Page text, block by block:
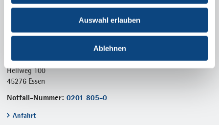
Auswahl erlauben
Ablehnen
Steele
Hellweg 100
45276 Essen
Notfall-Nummer:0201 805-0
Anfahrt